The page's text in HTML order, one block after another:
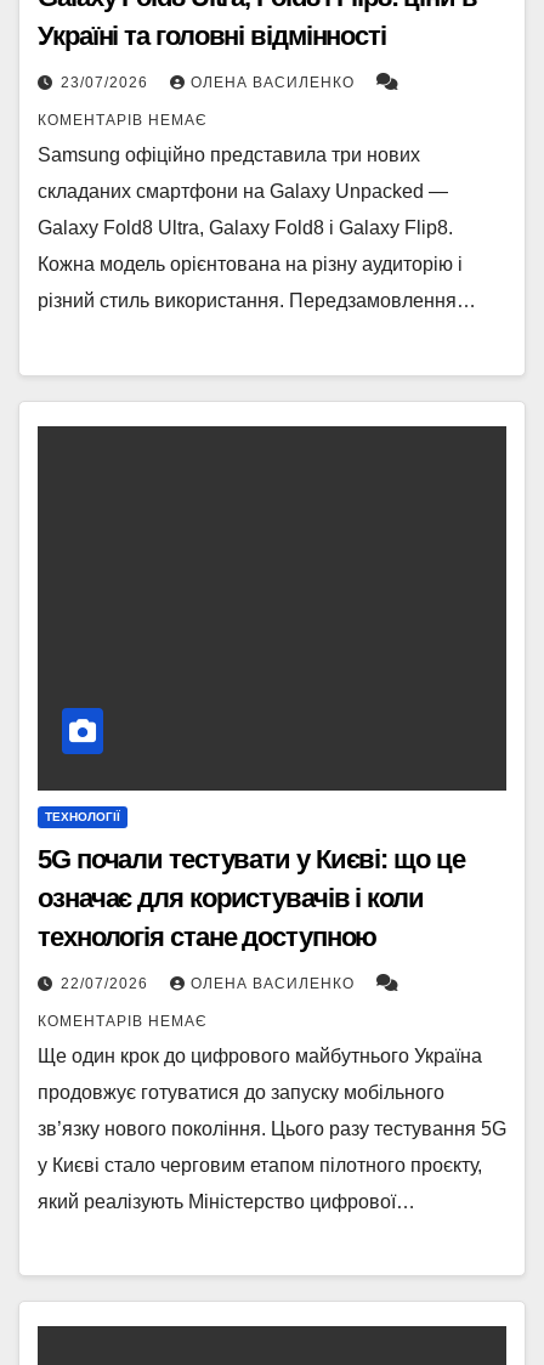
Україні та головні відмінності
23/07/2026 ОЛЕНА ВАСИЛЕНКО
КОМЕНТАРІВ НЕМАЄ
Samsung офіційно представила три нових
складаних смартфони на Galaxy Unpacked —
Galaxy Fold8 Ultra, Galaxy Fold8 і Galaxy Flip8.
Кожна модель орієнтована на різну аудиторію і
різний стиль використання. Передзамовлення…
ТЕХНОЛОГІЇ
5G почали тестувати у Києві: що це
означає для користувачів і коли
технологія стане доступною
22/07/2026 ОЛЕНА ВАСИЛЕНКО
КОМЕНТАРІВ НЕМАЄ
Ще один крок до цифрового майбутнього Україна
продовжує готуватися до запуску мобільного
зв’язку нового покоління. Цього разу тестування 5G
у Києві стало черговим етапом пілотного проєкту,
який реалізують Міністерство цифрової…